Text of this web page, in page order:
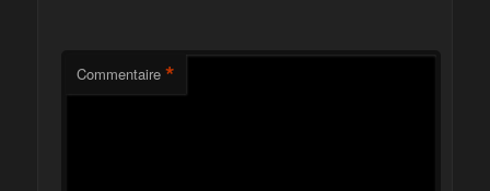
Commentaire *